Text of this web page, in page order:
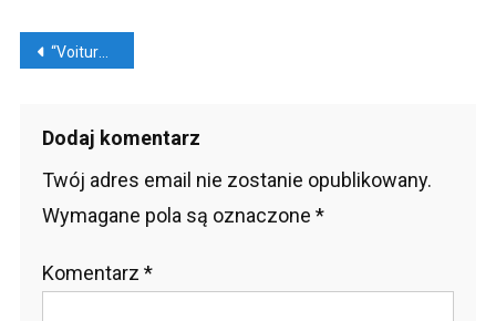
Nawigacja
“Voiture” – francuskie samochody, kupować?
Dodaj komentarz
Twój adres email nie zostanie opublikowany.
Wymagane pola są oznaczone *
Komentarz *